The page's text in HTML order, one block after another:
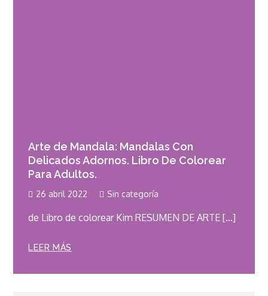
Arte de Mandala: Mandalas Con
Delicados Adornos. Libro De Colorear
Para Adultos.
26 abril 2022 Sin categoría
de Libro de colorear Kim RESUMEN DE ARTE […]
LEER MÁS